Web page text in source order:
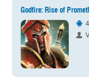
Godfire: Rise of